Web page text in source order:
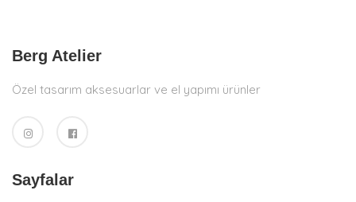
Berg Atelier
Özel tasarım aksesuarlar ve el yapımı ürünler
Sayfalar